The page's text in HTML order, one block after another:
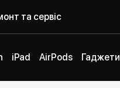
та сервіс
iPad AirPods Гаджети